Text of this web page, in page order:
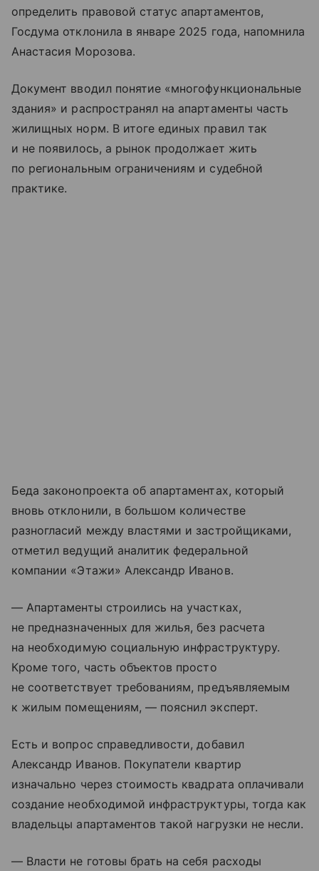
определить правовой статус апартаментов,
Госдума отклонила в январе 2025 года, напомнила
Анастасия Морозова.
Документ вводил понятие «многофункциональные
здания» и распространял на апартаменты часть
жилищных норм. В итоге единых правил так
и не появилось, а рынок продолжает жить
по региональным ограничениям и судебной
практике.
Беда законопроекта об апартаментах, который
вновь отклонили, в большом количестве
разногласий между властями и застройщиками,
отметил ведущий аналитик федеральной
компании «Этажи» Александр Иванов.
— Апартаменты строились на участках,
не предназначенных для жилья, без расчета
на необходимую социальную инфраструктуру.
Кроме того, часть объектов просто
не соответствует требованиям, предъявляемым
к жилым помещениям, — пояснил эксперт.
Есть и вопрос справедливости, добавил
Александр Иванов. Покупатели квартир
изначально через стоимость квадрата оплачивали
создание необходимой инфраструктуры, тогда как
владельцы апартаментов такой нагрузки не несли.
— Власти не готовы брать на себя расходы